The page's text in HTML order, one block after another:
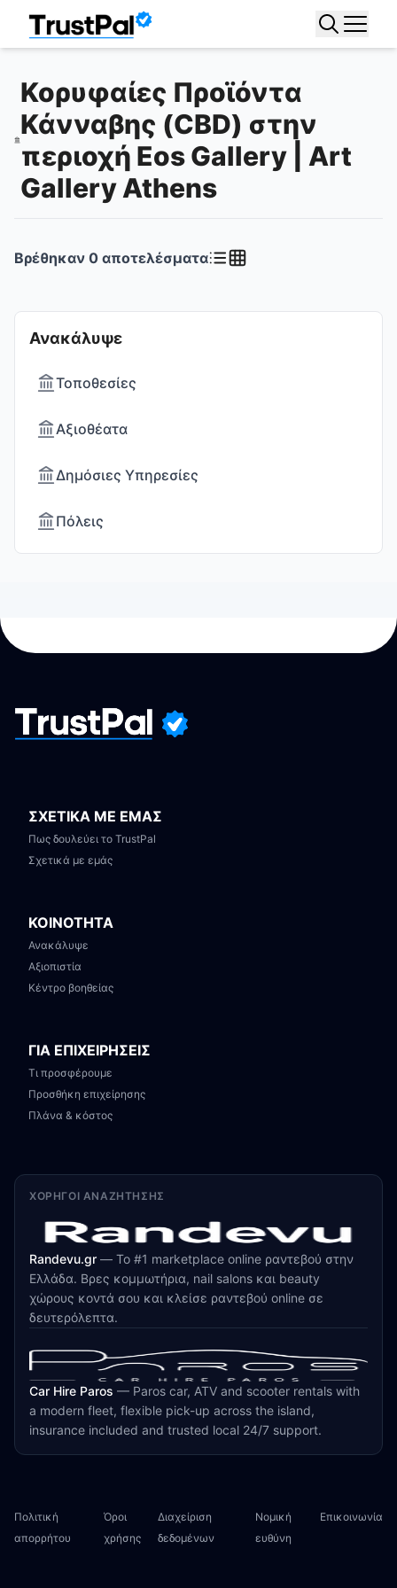
Κορυφαίες Προϊόντα
Κάνναβης (CBD) στην
περιοχή Eos Gallery | Art
Gallery Athens
Ανακάλυψε
Τοποθεσίες
Αξιοθέατα
Δημόσιες Υπηρεσίες
Πόλεις
Βρέθηκαν 0 αποτελέσματα
ΣΧΕΤΙΚΑ ΜΕ ΕΜΑΣ
Πως δουλεύει το TrustPal
Σχετικά με εμάς
ΚΟΙΝΟΤΗΤΑ
Ανακάλυψε
Αξιοπιστία
Κέντρο βοηθείας
ΓΙΑ ΕΠΙΧΕΙΡΗΣΕΙΣ
Τι προσφέρουμε
Προσθήκη επιχείρησης
Πλάνα & κόστος
ΧΟΡΗΓΟΊ ΑΝΑΖΉΤΗΣΗΣ
Randevu.gr — Το #1 marketplace online ραντεβού στην
Ελλάδα. Βρες κομμωτήρια, nail salons και beauty
χώρους κοντά σου και κλείσε ραντεβού online σε
δευτερόλεπτα.
Car Hire Paros — Paros car, ATV and scooter rentals with
a modern fleet, flexible pick-up across the island,
insurance included and trusted local 24/7 support.
Πολιτική
απορρήτου
Όροι
χρήσης
Διαχείριση
δεδομένων
Νομική
ευθύνη
Επικοινωνία